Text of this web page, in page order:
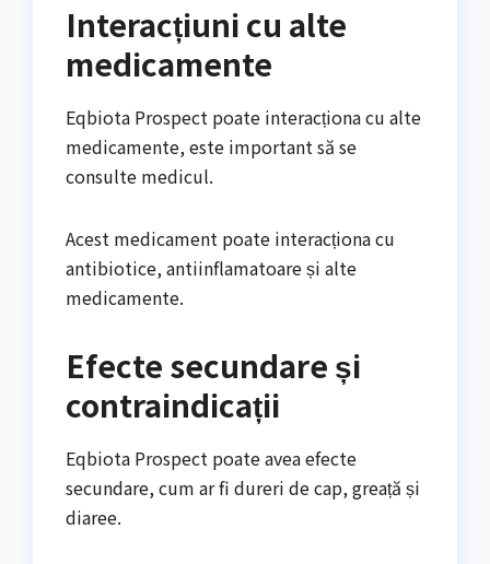
Interacțiuni cu alte
medicamente
Eqbiota Prospect poate interacționa cu alte
medicamente, este important să se
consulte medicul.
Acest medicament poate interacționa cu
antibiotice, antiinflamatoare și alte
medicamente.
Efecte secundare și
contraindicații
Eqbiota Prospect poate avea efecte
secundare, cum ar fi dureri de cap, greață și
diaree.